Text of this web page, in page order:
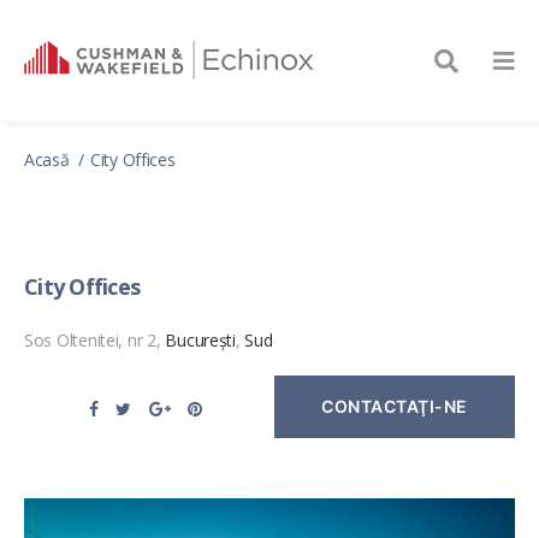
Acasă City Offices
City Offices
Sos Oltenitei, nr 2, București,Sud
CONTACTAŢI-NE